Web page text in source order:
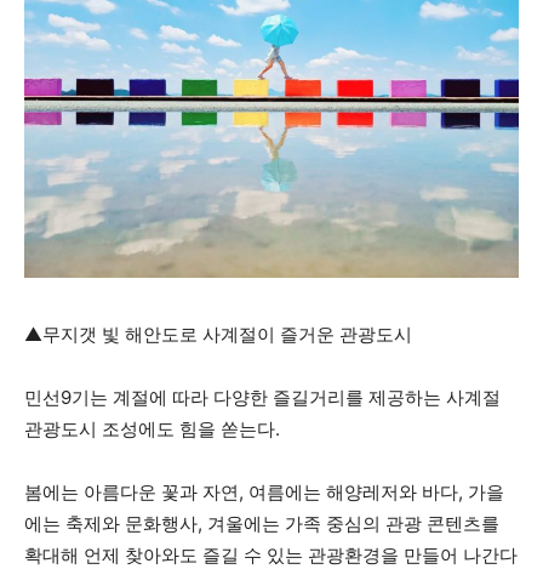
▲무지갯 빛 해안도로 사계절이 즐거운 관광도시
민선9기는 계절에 따라 다양한 즐길거리를 제공하는 사계절
관광도시 조성에도 힘을 쏟는다.
봄에는 아름다운 꽃과 자연, 여름에는 해양레저와 바다, 가을
에는 축제와 문화행사, 겨울에는 가족 중심의 관광 콘텐츠를
확대해 언제 찾아와도 즐길 수 있는 관광환경을 만들어 나간다